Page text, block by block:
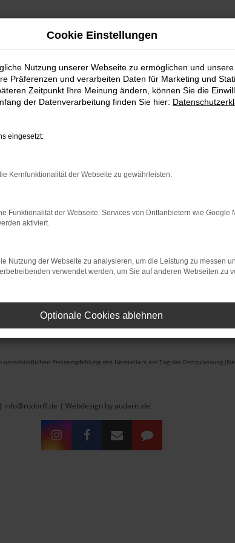
Telefon
MO-DO: 07:30 bis 18:00 Uhr
Preisempfehlung des Herstellers am Tag der Erstzulassung
info@rudorff.de | Webdesign by audaris.de
Cookie Einstellungen
Nutzung unserer Webseite zu ermöglichen und
Präferenzen und verarbeiten Daten für Marketing und
Zeitpunkt Ihre Meinung ändern, können Sie die
der Datenverarbeitung finden Sie hier:
eingesetzt:
Kernfunktionalität der Webseite zu gewährleisten.
Funktionalität der Webseite. Services von Drittanbietern wie Google
aktiviert.
Nutzung der Webseite zu analysieren, um die Leistung zu messen
verwendet werden, um Sie auf anderen Webseiten zu
Optionale Cookies ablehnen